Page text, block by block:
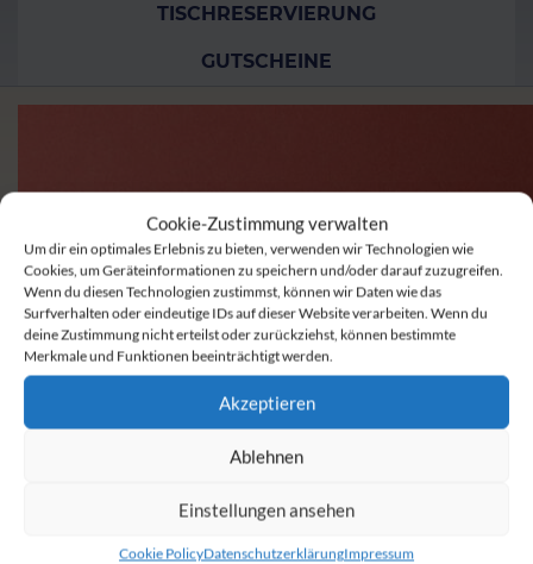
Cookie-Zustimmung verwalten
Um dir ein optimales Erlebnis zu bieten, verwenden wir Technologien wie
Cookies, um Geräteinformationen zu speichern und/oder darauf zuzugreifen.
Wenn du diesen Technologien zustimmst, können wir Daten wie das
Surfverhalten oder eindeutige IDs auf dieser Website verarbeiten. Wenn du
deine Zustimmung nicht erteilst oder zurückziehst, können bestimmte
Merkmale und Funktionen beeinträchtigt werden.
Akzeptieren
Ablehnen
Einstellungen ansehen
Cookie PolicyDatenschutzerklärungImpressum
TISCHRESERVIERUNG
GUTSCHEINE